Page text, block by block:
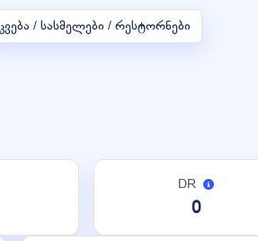
კვება / სასმელები / რესტორნები
DR
0